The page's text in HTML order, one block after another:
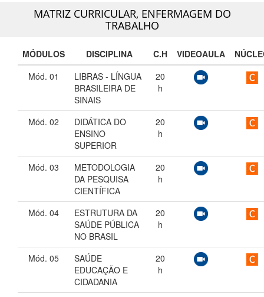
MATRIZ CURRICULAR, ENFERMAGEM DO
TRABALHO
MÓDULOS DISCIPLINA C.H VIDEOAULA
Mód. 01
LIBRAS - LÍNGUA
BRASILEIRA DE
SINAIS
20
h
Mód. 02
DIDÁTICA DO
ENSINO
SUPERIOR
20
h
Mód. 03
METODOLOGIA
DA PESQUISA
CIENTÍFICA
20
h
Mód. 04
ESTRUTURA DA
SAÚDE PÚBLICA
NO BRASIL
20
h
Mód. 05
SAÚDE
EDUCAÇÃO E
CIDADANIA
20
h